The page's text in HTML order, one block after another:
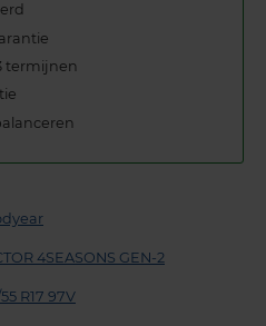
termijnen
4SEASONS GEN-2
R17 97V